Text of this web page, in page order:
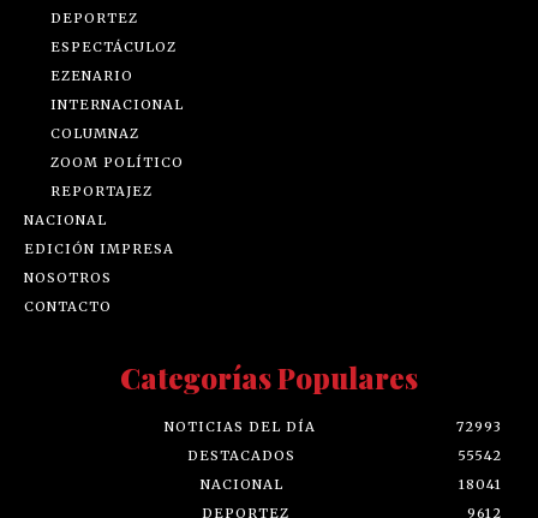
DEPORTEZ
ESPECTÁCULOZ
EZENARIO
INTERNACIONAL
COLUMNAZ
ZOOM POLÍTICO
REPORTAJEZ
NACIONAL
EDICIÓN IMPRESA
NOSOTROS
CONTACTO
Categorías Populares
NOTICIAS DEL DÍA
72993
DESTACADOS
55542
NACIONAL
18041
DEPORTEZ
9612